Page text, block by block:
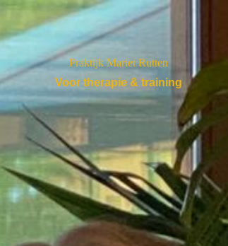
Praktijk Mariet Rutten
Voor therapie & training